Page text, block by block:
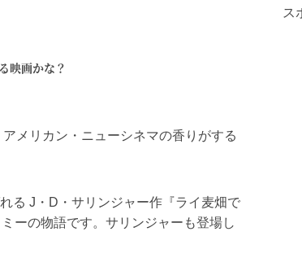
映画かな？
メリカン・ニューシネマの香りがする
る J・D・サリンジャー作『ライ麦畑で
ーの物語です。サリンジャーも登場し
ス